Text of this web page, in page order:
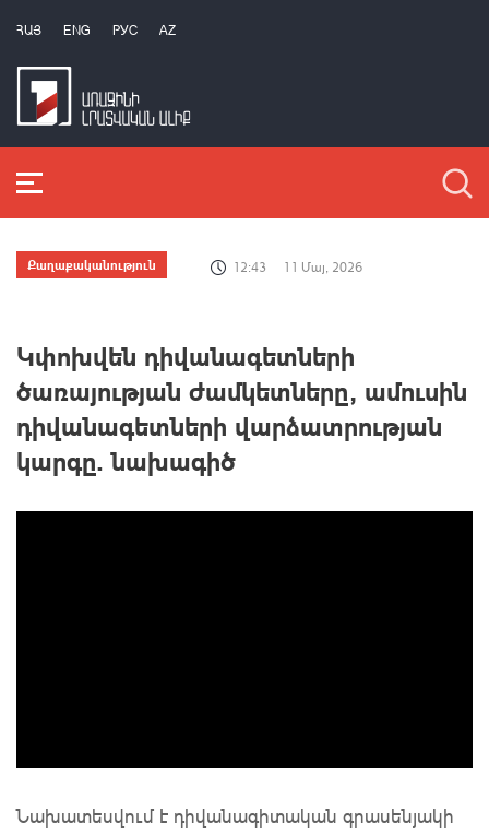
ՀԱՅ ENG РУС AZ
Քաղաքականություն 12:43 11 Մայ, 2026
Կփոխվեն դիվանագետների
ծառայության ժամկետները, ամուսին
դիվանագետների վարձատրության
կարգը. նախագիծ
Նախատեսվում է դիվանագիտական գրասենյակի